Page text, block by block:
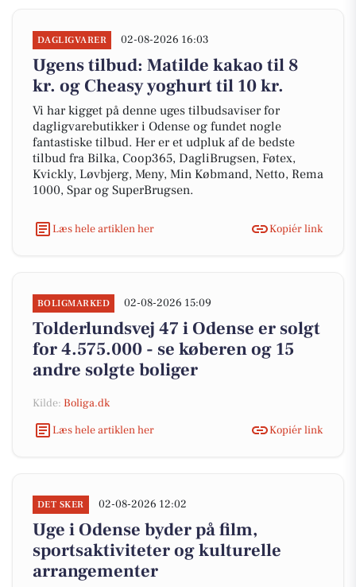
DAGLIGVARER 02-08-2026 16:03
Ugens tilbud: Matilde kakao til 8
kr. og Cheasy yoghurt til 10 kr.
Vi har kigget på denne uges tilbudsaviser for
dagligvarebutikker i Odense og fundet nogle
fantastiske tilbud. Her er et udpluk af de bedste
tilbud fra Bilka, Coop365, DagliBrugsen, Føtex,
Kvickly, Løvbjerg, Meny, Min Købmand, Netto, Rema
1000, Spar og SuperBrugsen.
Læs hele artiklen her Kopiér link
BOLIGMARKED 02-08-2026 15:09
Tolderlundsvej 47 i Odense er solgt
for 4.575.000 - se køberen og 15
andre solgte boliger
Kilde: Boliga.dk
Læs hele artiklen her
Kopiér link
DET SKER 02-08-2026 12:02
Uge i Odense byder på film,
sportsaktiviteter og kulturelle
arrangementer